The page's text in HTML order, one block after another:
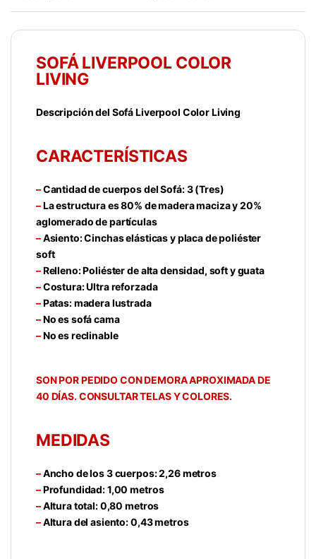
SOFÁ LIVERPOOL COLOR
LIVING
Descripción del Sofá Liverpool Color Living
CARACTERÍSTICAS
–Cantidad de cuerpos del Sofá: 3 (Tres)
–La estructura es 80% de madera maciza y 20%
aglomerado de partículas
–Asiento: Cinchas elásticas y placa de poliéster
soft
–Relleno: Poliéster de alta densidad, soft y guata
–Costura: Ultra reforzada
–Patas: madera lustrada
–No es sofá cama
–No es reclinable
SON POR PEDIDO CON DEMORA APROXIMADA DE
40 DÍAS. CONSULTAR TELAS Y COLORES.
MEDIDAS
–Ancho de los 3 cuerpos: 2,26 metros
–Profundidad: 1,00 metros
–Altura total: 0,80 metros
–Altura del asiento: 0,43 metros